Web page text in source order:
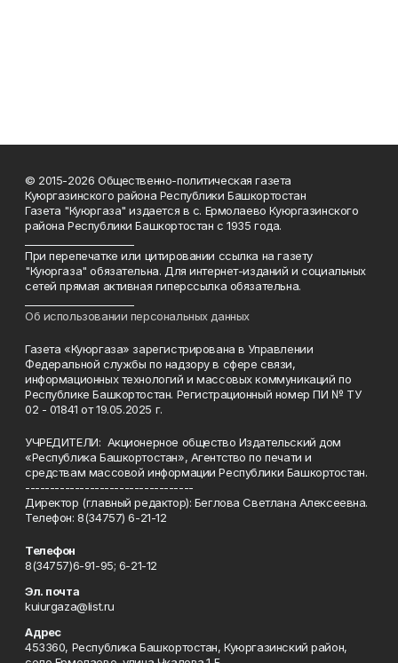
© 2015-2026 Общественно-политическая газета
Куюргазинского района Республики Башкортостан
Газета "Куюргаза" издается в с. Ермолаево Куюргазинского
района Республики Башкортостан с 1935 года.
При перепечатке или цитировании ссылка на газету
"Куюргаза" обязательна. Для интернет-изданий и социальных
сетей прямая активная гиперссылка обязательна.
Об использовании персональных данных
Газета «Куюргаза» зарегистрирована в Управлении
Федеральной службы по надзору в сфере связи,
информационных технологий и массовых коммуникаций по
Республике Башкортостан. Регистрационный номер ПИ № ТУ
02 - 01841 от 19.05.2025 г.
УЧРЕДИТЕЛИ: Акционерное общество Издательский дом
«Республика Башкортостан», Агентство по печати и
средствам массовой информации Республики Башкортостан.
----------------------------------
Директор (главный редактор): Беглова Светлана Алексеевна.
Телефон: 8(34757) 6-21-12
Телефон
8(34757)6-91-95; 6-21-12
Эл. почта
kuiurgaza@list.ru
Адрес
453360, Республика Башкортостан, Куюргазинский район,